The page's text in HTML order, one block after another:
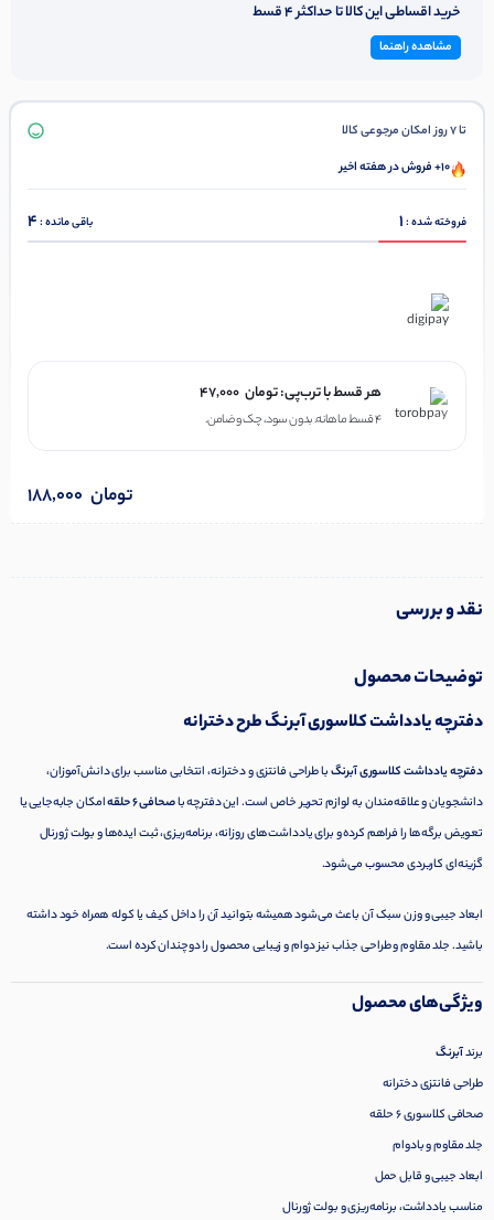
خرید اقساطی این کالا تا حداکثر 4 قسط
مشاهده راهنما
تا 7 روز امکان مرجوعی کالا
10+ فروش در هفته اخیر
فروخته شده :1 باقی مانده :4
هر قسط با ترب‌پی: 47,000 تومان
۴ قسط ماهانه. بدون سود، چک و ضامن.
188,000 تومان
نقد و بررسی
توضیحات محصول
دفترچه یادداشت کلاسوری آبرنگ طرح دخترانه
دفترچه یادداشت کلاسوری آبرنگبا طراحی فانتزی و دخترانه، انتخابی مناسب برای دانش‌آموزان،
دانشجویان و علاقه‌مندان به لوازم تحریر خاص است. این دفترچه باصحافی ۶ حلقه
امکان جابه‌جایی یا
تعویض برگه‌ها را فراهم کرده و برای یادداشت‌های روزانه، برنامه‌ریزی، ثبت ایده‌ها و بولت ژورنال
گزینه‌ای کاربردی محسوب می‌شود.
ابعاد جیبی و وزن سبک آن باعث می‌شود همیشه بتوانید آن را داخل کیف یا کوله همراه خود داشته
باشید. جلد مقاوم و طراحی جذاب نیز دوام و زیبایی محصول را دوچندان کرده است.
ویژگی‌های محصول
برندآبرنگ
طراحی فانتزی دخترانه
صحافی کلاسوری ۶ حلقه
جلد مقاوم و بادوام
ابعاد جیبی و قابل حمل
مناسب یادداشت، برنامه‌ریزی و بولت ژورنال